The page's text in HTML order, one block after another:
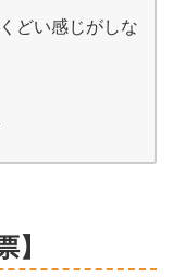
どい感じがしな
】